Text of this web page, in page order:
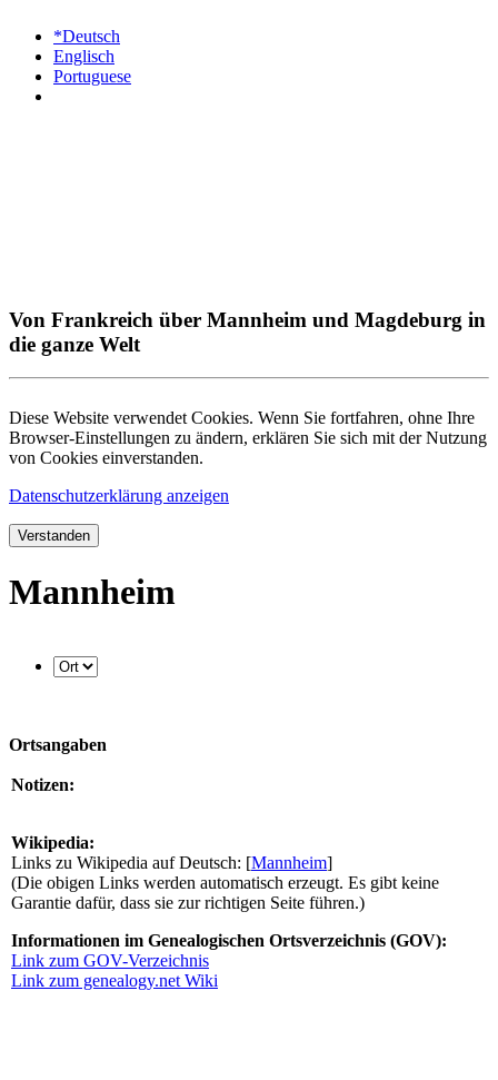
*Deutsch
Englisch
Portuguese
Von Frankreich über Mannheim und Magdeburg in
die ganze Welt
Diese Website verwendet Cookies. Wenn Sie fortfahren, ohne Ihre
Browser-Einstellungen zu ändern, erklären Sie sich mit der Nutzung
von Cookies einverstanden.
Datenschutzerklärung anzeigen
Verstanden
Mannheim
Ortsangaben
Notizen:
Wikipedia:
Links zu Wikipedia auf Deutsch: [Mannheim]
(Die obigen Links werden automatisch erzeugt. Es gibt keine
Garantie dafür, dass sie zur richtigen Seite führen.)
Informationen im Genealogischen Ortsverzeichnis (GOV):
Link zum GOV-Verzeichnis
Link zum genealogy.net Wiki